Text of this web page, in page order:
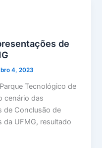
de
4, 2023
Tecnológico de
cenário das
de Conclusão de
da UFMG, resultado